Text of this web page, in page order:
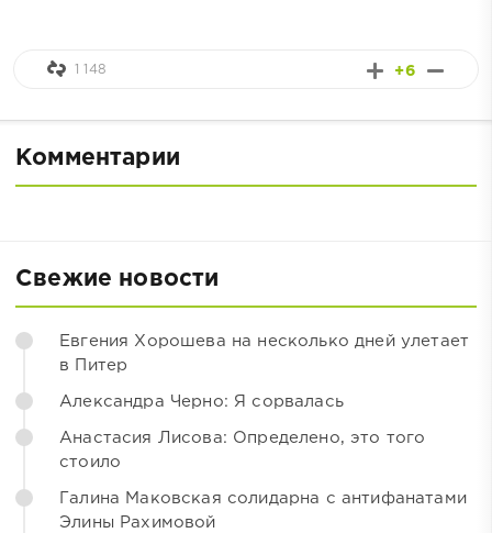
+6
1 148
Комментарии
Свежие новости
Евгения Хорошева на несколько дней улетает
в Питер
Александра Черно: Я сорвалась
Анастасия Лисова: Определено, это того
стоило
Галина Маковская солидарна с антифанатами
Элины Рахимовой